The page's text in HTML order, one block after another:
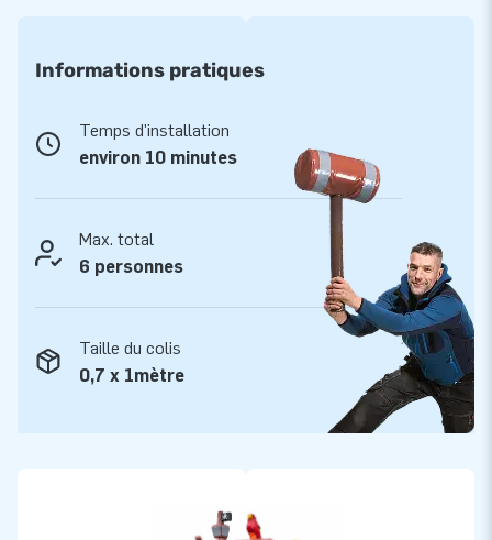
les anniversaires, les mariages, les évènments sportifs et
combo toboggan pirate est également couvert de sorte que
le toit protège les enfants de la pluie et du soleil.
Le combo toboggan pirate est livré en une seule partie et est
D'autre part, le château gonflable est fourni avec une
soufflerie, des piquets d’ancrage, un sac de transport et un
manuel/carnet de suivi. Ainsi tout est livré complet, prêt à
l’emploi!
Les châteaux gonflables JB sont renforcés avec une
structures gonflables JB sont fabriquées à partir de PVC de
Informations pratiques
Temps d'installation
environ 10 minutes
Max. total
6 personnes
Taille du colis
0,7 x 1mètre